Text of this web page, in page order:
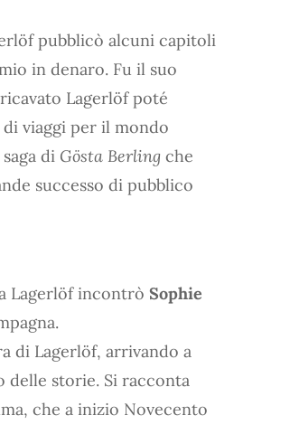
pubblicò alcuni capitoli
in denaro. Fu il suo
Lagerlöf poté
viaggi per il mondo
di Gösta Berling che
successo di pubblico
Lagerlöf incontrò Sophie
di Lagerlöf, arrivando a
delle storie. Si racconta
che a inizio Novecento